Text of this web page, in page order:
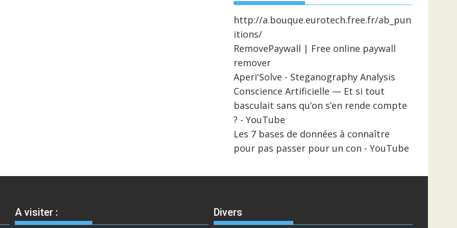
http://a.bouque.eurotech.free.fr/ab_pun
itions/
RemovePaywall | Free online paywall
remover
Aperi'Solve - Steganography Analysis
Conscience Artificielle — Et si tout
basculait sans qu’on s’en rende compte
? - YouTube
Les 7 bases de données à connaître
pour pas passer pour un con - YouTube
A visiter : Divers